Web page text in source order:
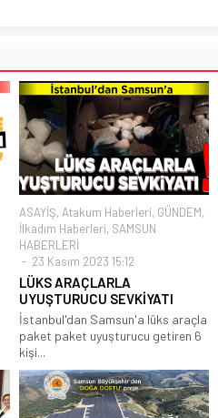
ASAYİŞ, Atakum Haberleri, GÜNDEM,
İlkadım Haberleri, SAMSUN
HABERLERİ
23 Kasım 2023 15:12
LÜKS ARAÇLARLA
UYUŞTURUCU SEVKİYATI
İstanbul'dan Samsun'a lüks araçla
paket paket uyuşturucu getiren 6
kişi...